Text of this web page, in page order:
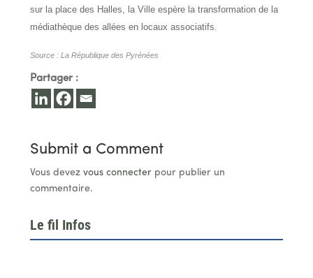
sur la place des Halles, la Ville espère la transformation de la
médiathèque des allées en locaux associatifs.
Source : La République des Pyrénées
Partager :
Submit a Comment
Vous devez vous connecterpour publier un
commentaire.
Le fil Infos